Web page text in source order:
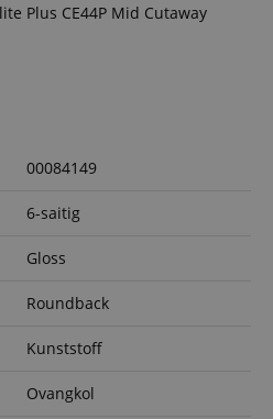
Plus CE44P Mid Cutaway
00084149
6-saitig
Gloss
Roundback
Kunststoff
Ovangkol